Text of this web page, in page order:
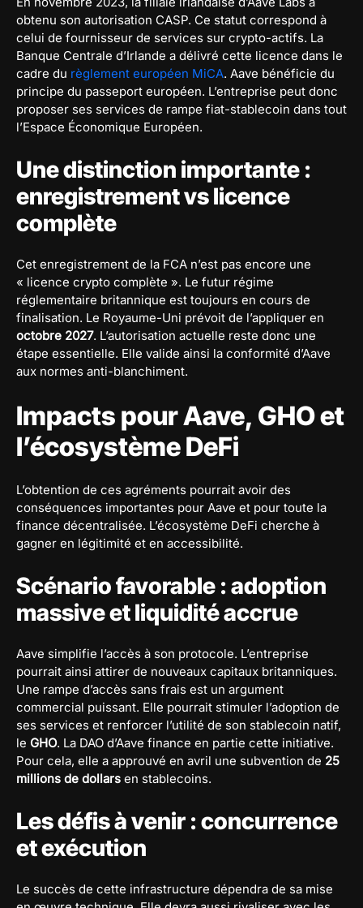
obtenu son autorisation CASP. Ce statut correspond à
celui de fournisseur de services sur crypto-actifs. La
Banque Centrale d’Irlande a délivré cette licence dans le
cadre du règlement européen MiCA. Aave bénéficie du
principe du passeport européen. L’entreprise peut donc
proposer ses services de rampe fiat-stablecoin dans tout
l’Espace Économique Européen.
Une distinction importante :
enregistrement vs licence
complète
Cet enregistrement de la FCA n’est pas encore une
« licence crypto complète ». Le futur régime
réglementaire britannique est toujours en cours de
finalisation. Le Royaume-Uni prévoit de l’appliquer en
octobre 2027. L’autorisation actuelle reste donc une
étape essentielle. Elle valide ainsi la conformité d’Aave
aux normes anti-blanchiment.
Impacts pour Aave, GHO et
l’écosystème DeFi
L’obtention de ces agréments pourrait avoir des
conséquences importantes pour Aave et pour toute la
finance décentralisée. L’écosystème DeFi cherche à
gagner en légitimité et en accessibilité.
Scénario favorable : adoption
massive et liquidité accrue
Aave simplifie l’accès à son protocole. L’entreprise
pourrait ainsi attirer de nouveaux capitaux britanniques.
Une rampe d’accès sans frais est un argument
commercial puissant. Elle pourrait stimuler l’adoption de
ses services et renforcer l’utilité de son stablecoin natif,
le GHO. La DAO d’Aave finance en partie cette initiative.
Pour cela, elle a approuvé en avril une subvention de 25
millions de dollars en stablecoins.
Les défis à venir : concurrence
et exécution
Le succès de cette infrastructure dépendra de sa mise